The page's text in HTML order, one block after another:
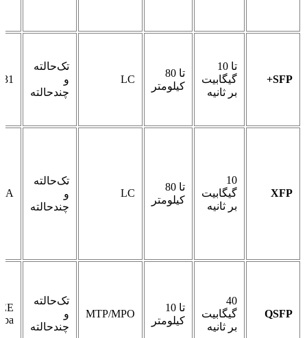
SFP+
تا 10
گیگابیت
بر ثانیه
تا 80
کیلومتر
LC
تک‌حالته
و
چندحالته
XFP
10
گیگابیت
بر ثانیه
تا 80
کیلومتر
LC
تک‌حالته
و
چندحالته
QSFP
40
گیگابیت
بر ثانیه
تا 10
کیلومتر
MTP/MPO
تک‌حالته
و
چندحالته